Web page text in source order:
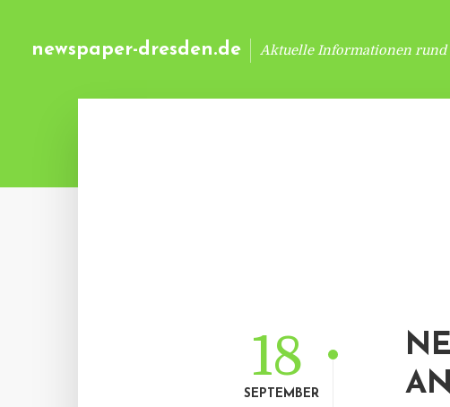
newspaper-dresden.de Aktuelle Informationen rund
18
SEPTEMBER